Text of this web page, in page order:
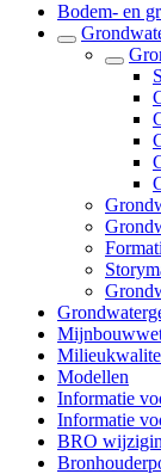
Bodem- en
Modellen
Informatie
Informatie
BRO